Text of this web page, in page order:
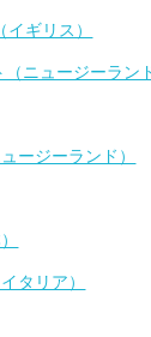
ギリス）
ニュージーラン
ージーランド）
タリア）